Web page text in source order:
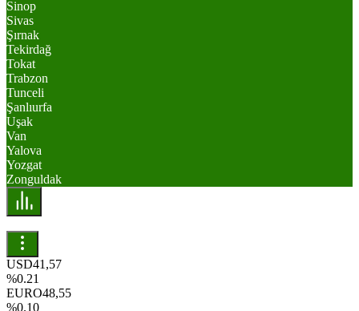
Sinop
Sivas
Şırnak
Tekirdağ
Tokat
Trabzon
Tunceli
Şanlıurfa
Uşak
Van
Yalova
Yozgat
Zonguldak
USD41,57
%0.21
EURO48,55
%0.10